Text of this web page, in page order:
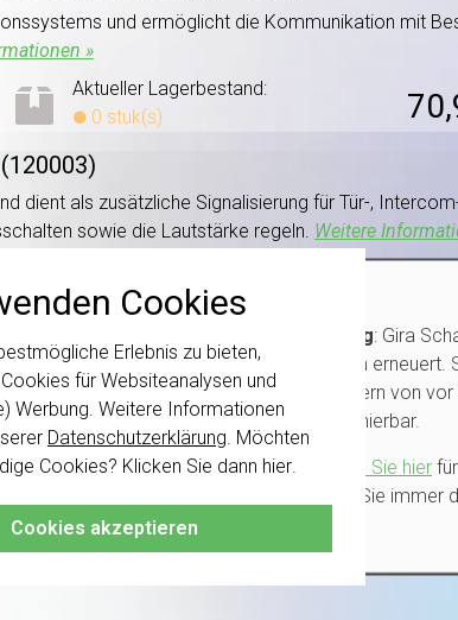
Cookies
Erlebnis zu bieten,
für Websiteanalysen und
Werbung. Weitere Informationen
Datenschutzerklärung . Möchten
Cookies? Klicken Sie dann hier
Cookies akzeptieren
und ermöglicht die Kommunikation mit
»
Aktueller Lagerbestand:
0 stuk(s)
dient als zusätzliche Signalisierung für Tür-,
sowie die Lautstärke regeln. Weitere
0 stuk(s)
separate Komponenten zu platzieren;
Wichtig: Gira
wurden erneuert.
Schaltern von
kombinierbar.
Klicken Sie hier
damit Sie immer